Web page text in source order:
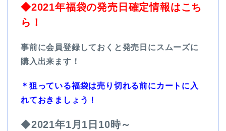
◆2021年福袋の発売日確定情報はこち
ら！
事前に会員登録しておくと発売日にスムーズに
購入出来ます！
＊狙っている福袋は売り切れる前にカートに入
れておきましょう！
◆2021年1月1日10時～